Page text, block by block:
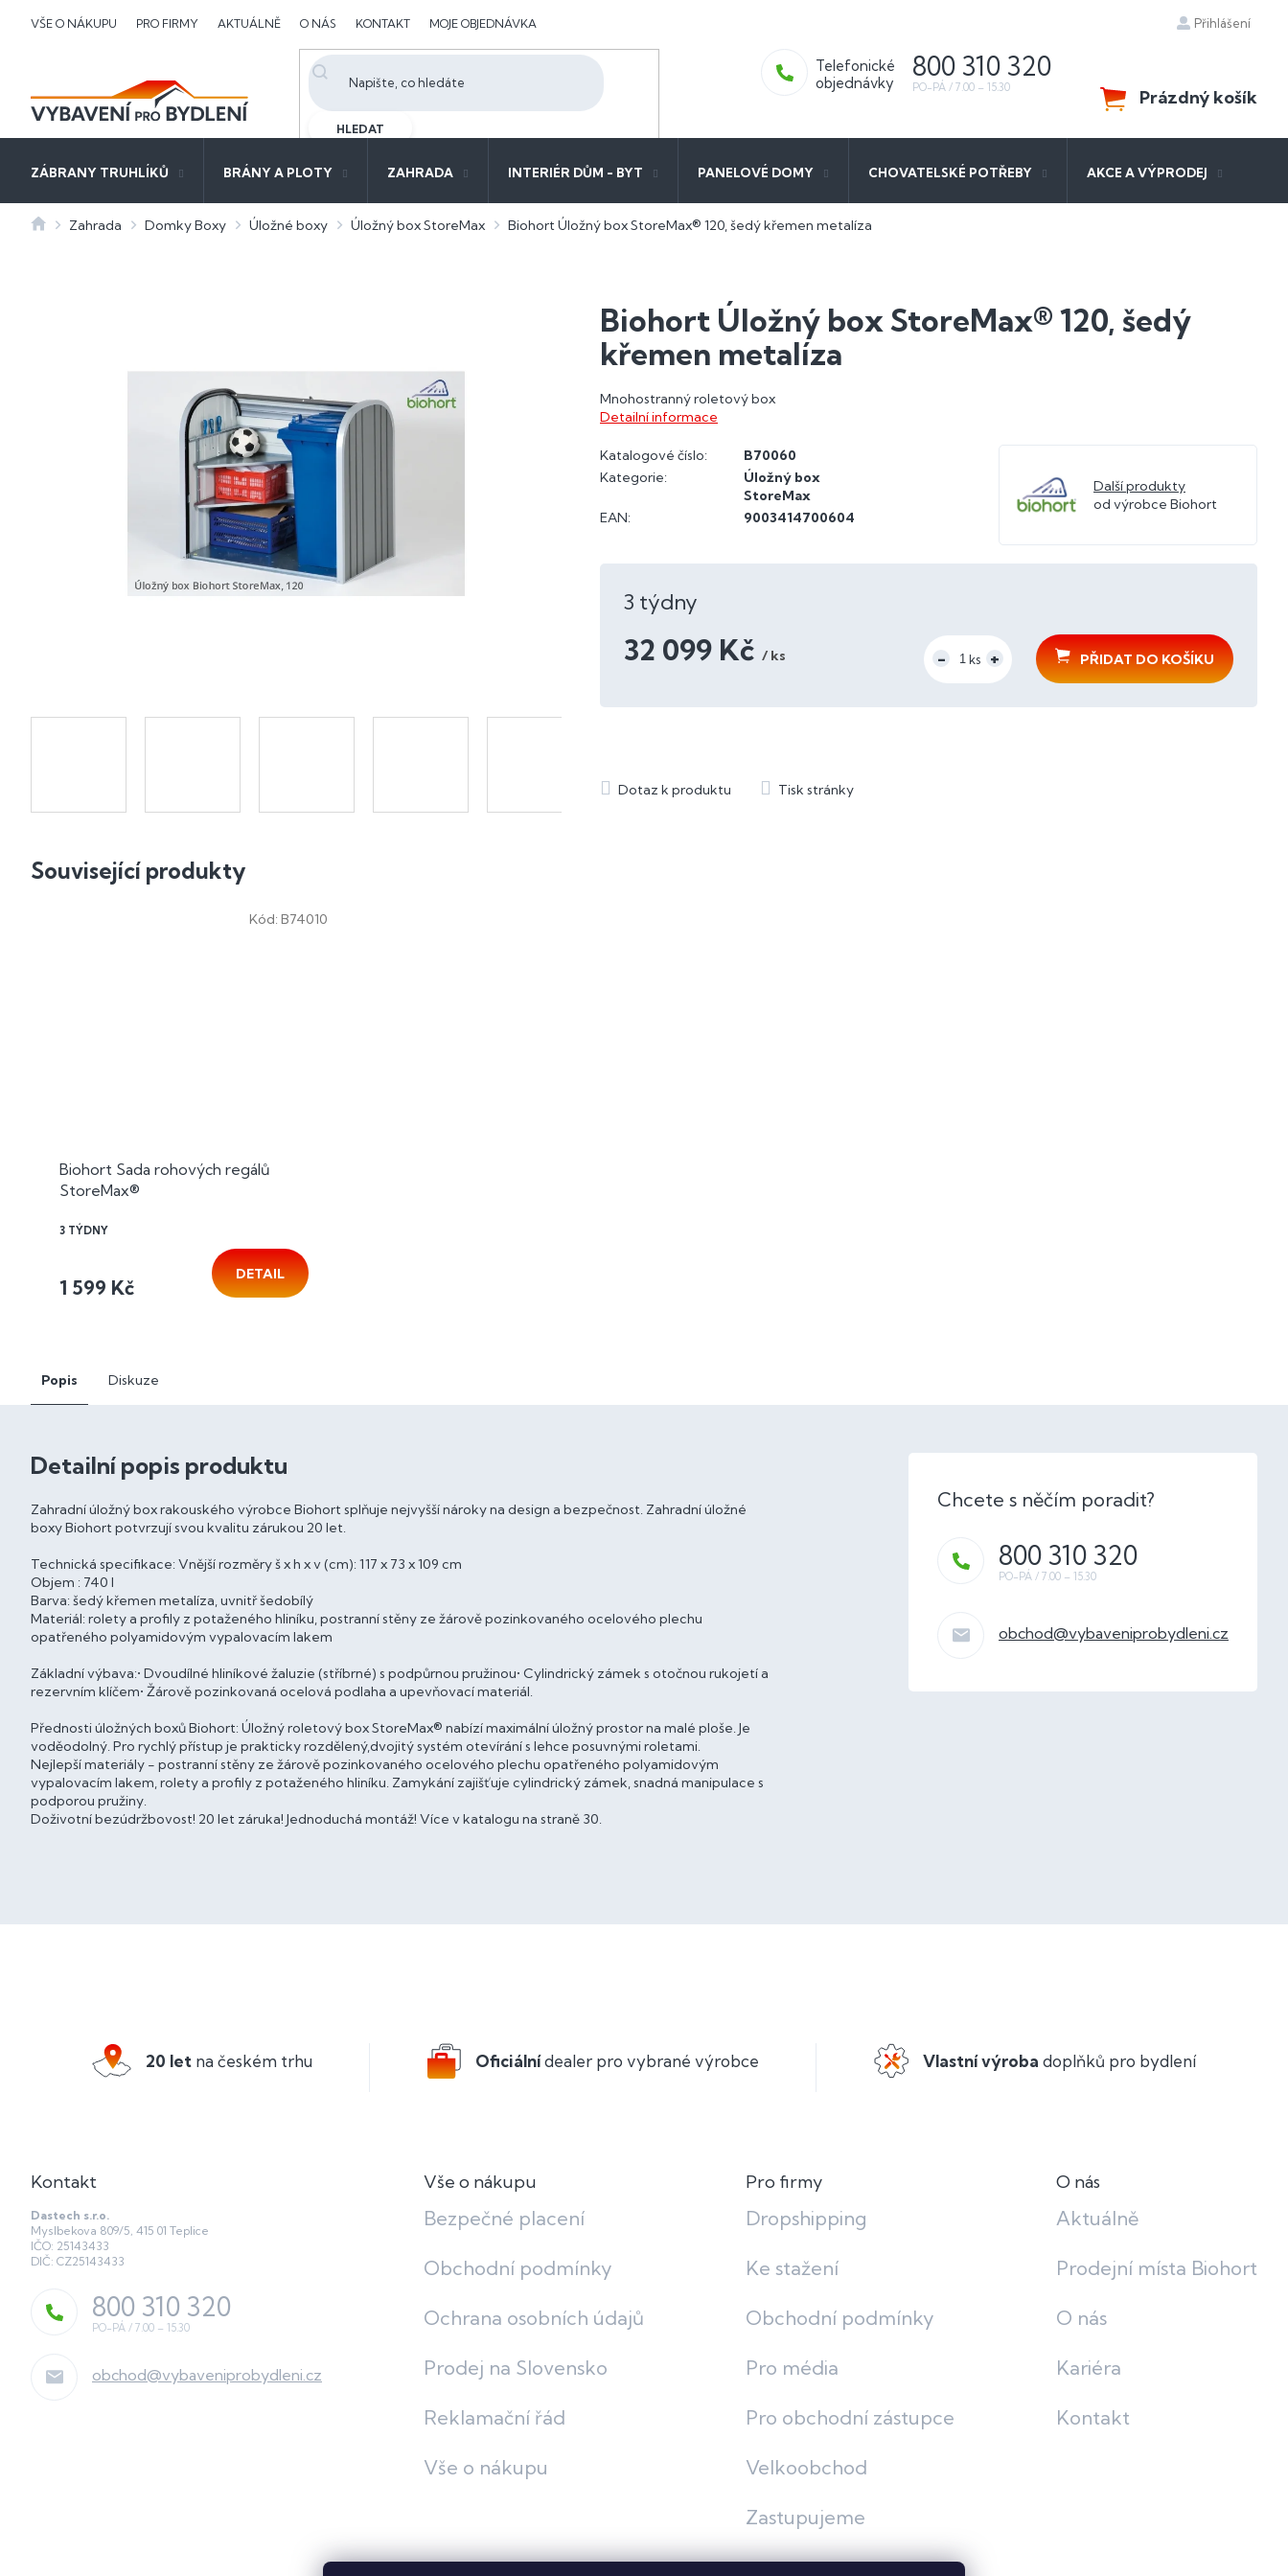
VŠE O NÁKUPU PRO FIRMY AKTUÁLNĚ O NÁS KONTAKT MOJE OBJEDNÁVKA Přihlášení
HLEDAT
800 310 320
NÁKUPNÍ
KOŠÍK
Prázdný košík
ZÁBRANY TRUHLÍKŮ BRÁNY A PLOTY ZAHRADA INTERIÉR DŮM - BYT PANELOVÉ DOMY CHOVATELSKÉ POTŘEBY AKCE A VÝPRODEJ
DomůZahrada Domky Boxy Úložné boxy Úložný box StoreMax Biohort Úložný box StoreMax® 120, šedý křemen metalíza
Biohort Úložný box StoreMax® 120, šedý
křemen metalíza
3 týdny
32 099 Kč / ks
PŘIDAT DO KOŠÍKU
Mnohostranný roletový box
Detailní informace
Katalogové číslo:
B70060
Kategorie:
Úložný box
StoreMax
EAN: 9003414700604
Další produkty
od výrobce Biohort
Související produkty
Biohort Sada rohových regálů
StoreMax®
3 TÝDNY
1 599 Kč
DETAIL
Kód: B74010
Popis Diskuze
Detailní popis produktu
Zahradní úložný box rakouského výrobce Biohort splňuje nejvyšší nároky na design a bezpečnost. Zahradní úložné
boxy Biohort potvrzují svou kvalitu zárukou 20 let.
Technická specifikace: Vnější rozměry š x h x v (cm): 117 x 73 x 109 cm
Objem : 740 l
Barva: šedý křemen metalíza, uvnitř šedobílý
Materiál: rolety a profily z potaženého hliníku, postranní stěny ze žárově pozinkovaného ocelového plechu
opatřeného polyamidovým vypalovacím lakem
Základní výbava:• Dvoudílné hliníkové žaluzie (stříbrné) s podpůrnou pružinou• Cylindrický zámek s otočnou rukojetí a
rezervním klíčem• Žárově pozinkovaná ocelová podlaha a upevňovací materiál.
Přednosti úložných boxů Biohort: Úložný roletový box StoreMax® nabízí maximální úložný prostor na malé ploše. Je
voděodolný. Pro rychlý přístup je prakticky rozdělený,dvojitý systém otevírání s lehce posuvnými roletami.
Nejlepší materiály - postranní stěny ze žárově pozinkovaného ocelového plechu opatřeného polyamidovým
vypalovacím lakem, rolety a profily z potaženého hliníku. Zamykání zajišťuje cylindrický zámek, snadná manipulace s
podporou pružiny.
Doživotní bezúdržbovost! 20 let záruka! Jednoduchá montáž! Více v katalogu na straně 30.
obchod@vybaveniprobydleni.cz
800 310 320
20 let na českém trhu Oficiálnídealer pro vybrané výrobce Vlastní výroba doplňků pro bydlení
Kontakt
Dastech s.r.o.
Myslbekova 809/5, 415 01 Teplice
IČO: 25143433
DIČ: CZ25143433
obchod@vybaveniprobydleni.cz
800 310 320
Vše o nákupu
Bezpečné placení
Obchodní podmínky
Ochrana osobních údajů
Prodej na Slovensko
Reklamační řád
Vše o nákupu
Pro firmy
Dropshipping
Ke stažení
Obchodní podmínky
Pro média
Pro obchodní zástupce
Velkoobchod
Zastupujeme
O nás
Aktuálně
Prodejní místa Biohort
O nás
Kariéra
Kontakt